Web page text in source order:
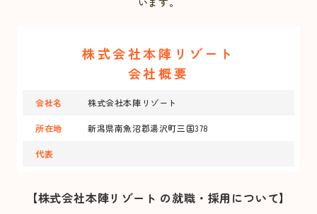
株式会社本陣リゾート
会社概要
会社名 株式会社本陣リゾート
所在地 新潟県南魚沼郡湯沢町三国378
代表
【株式会社本陣リゾート の就職・採用について】